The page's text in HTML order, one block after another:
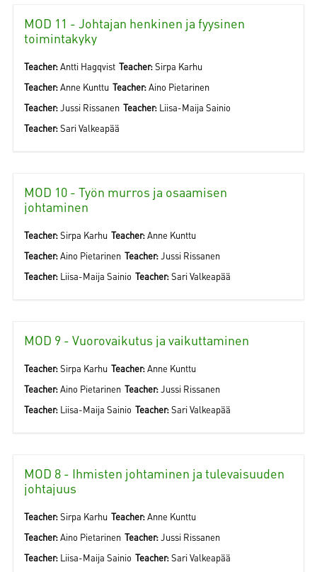
MOD 11 - Johtajan henkinen ja fyysinen
toimintakyky
Teacher:Antti Hagqvist Teacher:Sirpa Karhu
Teacher:Anne Kunttu Teacher:Aino Pietarinen
Teacher:Jussi Rissanen Teacher: Liisa-Maija Sainio
Teacher:Sari Valkeapää
MOD 10 - Työn murros ja osaamisen
johtaminen
Teacher:Sirpa Karhu Teacher:Anne Kunttu
Teacher:Aino Pietarinen Teacher:Jussi Rissanen
Teacher: Liisa-Maija Sainio Teacher:Sari Valkeapää
MOD 9 - Vuorovaikutus ja vaikuttaminen
Teacher:Sirpa Karhu Teacher:Anne Kunttu
Teacher:Aino Pietarinen Teacher:Jussi Rissanen
Teacher: Liisa-Maija Sainio Teacher:Sari Valkeapää
MOD 8 - Ihmisten johtaminen ja tulevaisuuden
johtajuus
Teacher:Sirpa Karhu Teacher:Anne Kunttu
Teacher:Aino Pietarinen Teacher:Jussi Rissanen
Teacher: Liisa-Maija Sainio Teacher:Sari Valkeapää